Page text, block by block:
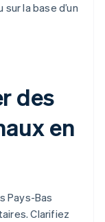
la base d’un
des
en
Pays-Bas
Clarifiez